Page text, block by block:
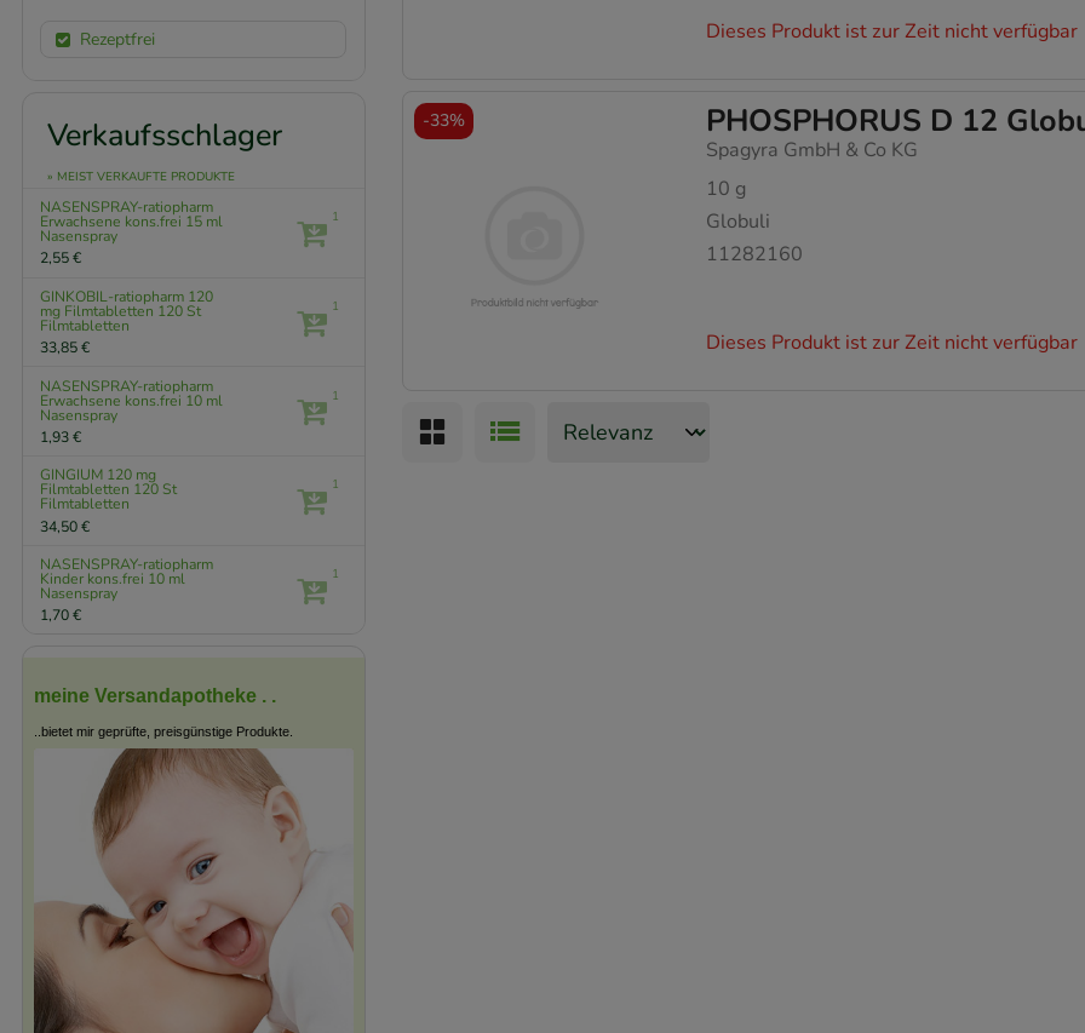
Dieses Produkt ist zur Zeit nicht verfügbar
PHOSPHORUS D 12
Spagyra GmbH & Co KG
10 g
Globuli
11282160
Dieses Produkt ist zur Zeit nicht verfügbar
-33%
Rezeptfrei
Verkaufsschlager
» MEIST VERKAUFTE PRODUKTE
NASENSPRAY-ratiopharm
Erwachsene kons.frei 15 ml
Nasenspray
2,55 €
1
GINKOBIL-ratiopharm 120
mg Filmtabletten 120 St
Filmtabletten
33,85 €
1
NASENSPRAY-ratiopharm
Erwachsene kons.frei 10 ml
Nasenspray
1,93 €
1
GINGIUM 120 mg
Filmtabletten 120 St
Filmtabletten
34,50 €
1
NASENSPRAY-ratiopharm
Kinder kons.frei 10 ml
Nasenspray
1,70 €
1
meine Versandapotheke . .
..bietet mir geprüfte, preisgünstige Produkte.